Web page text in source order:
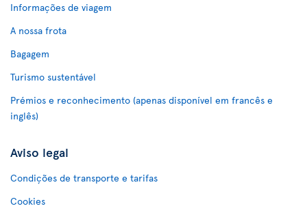
Informações de viagem
A nossa frota
Bagagem
Turismo sustentável
Prémios e reconhecimento (apenas disponível em francês e
inglês)
Aviso legal
Condições de transporte e tarifas
Cookies